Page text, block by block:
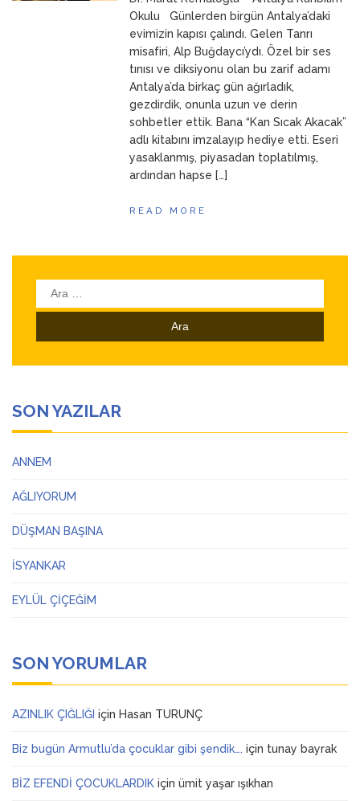
ANNEMOkulu Günlerden birgün Antalya’daki
evimizin kapısı çalındı. Gelen Tanrı
misafiri, Alp Buğdaycı’ydı. Özel bir ses
tınısı ve diksiyonu olan bu zarif adamı
Antalya’da birkaç gün ağırladık,
gezdirdik, onunla uzun ve derin
sohbetler ettik. Bana “Kan Sıcak Akacak”
adlı kitabını imzalayıp hediye etti. Eseri
yasaklanmış, piyasadan toplatılmış,
ardından hapse […]
READ MORE
Arama:
SON YAZILAR
ANNEM
AĞLIYORUM
DÜŞMAN BAŞINA
İSYANKAR
EYLÜL ÇİÇEĞİM
SON YORUMLAR
AZINLIK ÇIĞLIĞI için Hasan TURUNÇ
Biz bugün Armutlu’da çocuklar gibi şendik…. için tunay bayrak
BİZ EFENDİ ÇOCUKLARDIK için ümit yaşar ışıkhan